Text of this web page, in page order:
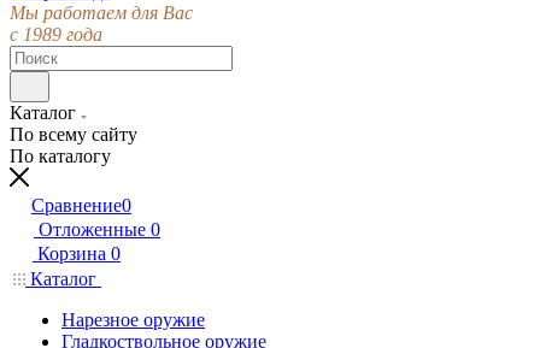
Мы работаем для Вас
с 1989 года
Каталог
По всему сайту
По каталогу
Сравнение0
Отложенные 0
Корзина 0
Каталог
Нарезное оружие
Гладкоствольное оружие